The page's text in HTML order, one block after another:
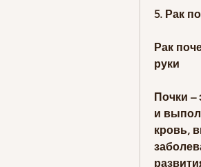
5. Рак
Рак
руки
Почки
и
кровь,